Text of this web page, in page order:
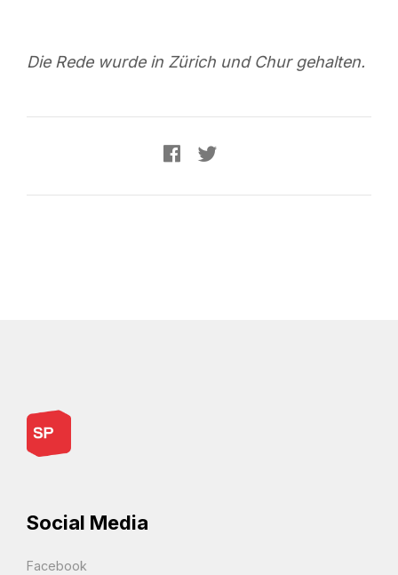
Die Rede wurde in Zürich und Chur gehalten.
Social Media
Facebook